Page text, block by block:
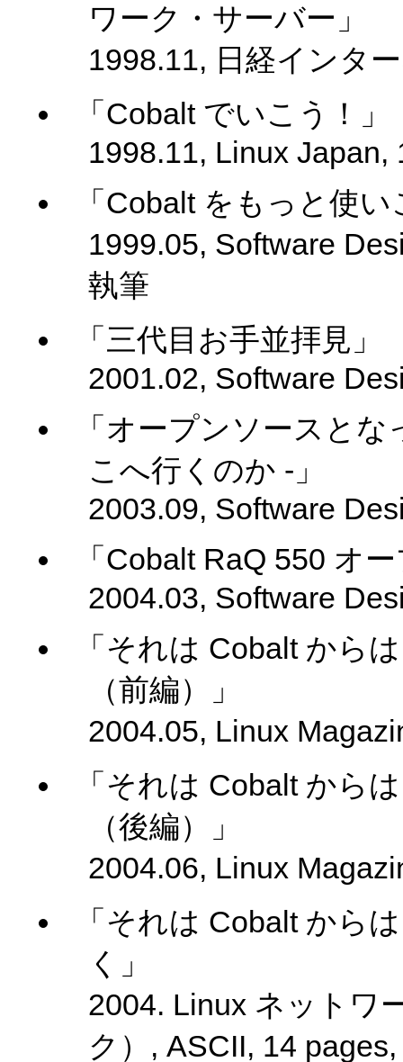
ワーク・サーバー」
1998.11, 日経インタ
「Cobalt でいこう！」
1998.11, Linux Japan,
「Cobalt をもっと使
1999.05, Software
執筆
「三代目お手並拝見」
2001.02, Software
「オープンソースと
こへ行くのか -」
2003.09, Software
「Cobalt RaQ 550 オ
2004.03, Software
「それは Cobalt から
（前編）」
2004.05, Linux
「それは Cobalt から
（後編）」
2004.06, Linux
「それは Cobalt から
く」
2004. Linux ネットワ
ク）, ASCII, 14